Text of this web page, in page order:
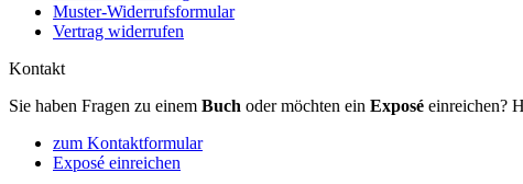
Muster-Widerrufsformular
Vertrag widerrufen
Kontakt
Sie haben Fragen zu einem Buch oder möchten ein Exposé einreichen?
zum Kontaktformular
Exposé einreichen